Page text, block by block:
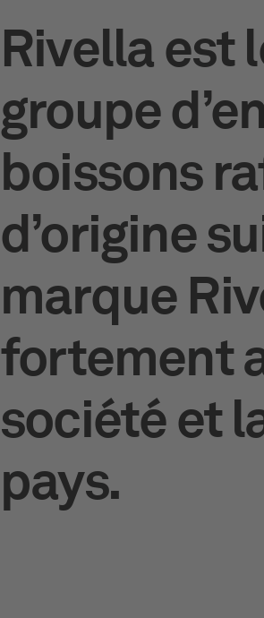
Rivella est
groupe
boissons
d’origine
marque
fortement
société et
pays.